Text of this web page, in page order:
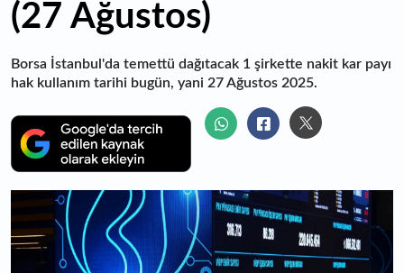
(27 Ağustos)
Borsa İstanbul'da temettü dağıtacak 1 şirkette nakit kar payı
hak kullanım tarihi bugün, yani 27 Ağustos 2025.